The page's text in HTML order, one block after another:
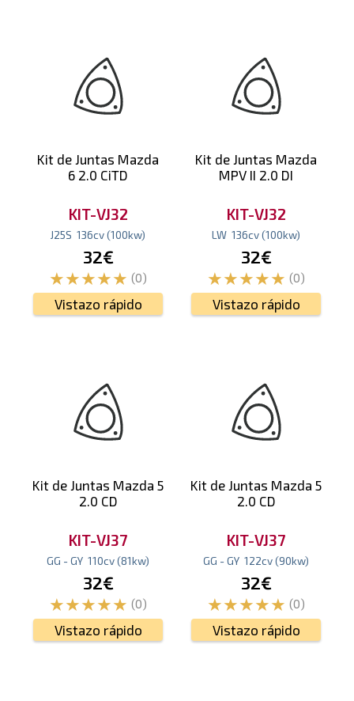
Kit de Juntas Mazda
6 2.0 CiTD
KIT-VJ32
J25S 136cv(100kw)
32€
(0)
Vistazo rápido
Kit de Juntas Mazda
MPV II 2.0 DI
KIT-VJ32
LW 136cv(100kw)
32€
(0)
Vistazo rápido
Kit de Juntas Mazda 5
2.0 CD
KIT-VJ37
GG - GY 110cv(81kw)
32€
(0)
Vistazo rápido
Kit de Juntas Mazda 5
2.0 CD
KIT-VJ37
GG - GY 122cv(90kw)
32€
(0)
Vistazo rápido